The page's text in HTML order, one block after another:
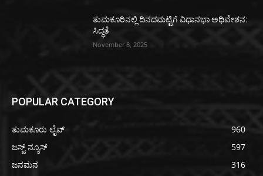
ತುಮಕೂರಿನಲ್ಲಿ ದಿನದಮಟ್ಟಿಗೆ ವಿಧಾನಭಾ ಅಧಿವೇಶನ:
ಸಿದ್ಧತೆ
November 8, 2025
POPULAR CATEGORY
ತುಮಕೂರು ಲೈವ್
960
ಜಸ್ಟ್ ನ್ಯೂಸ್
597
ಜನಮನ
316